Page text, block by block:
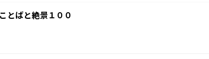
とばと絶景１００